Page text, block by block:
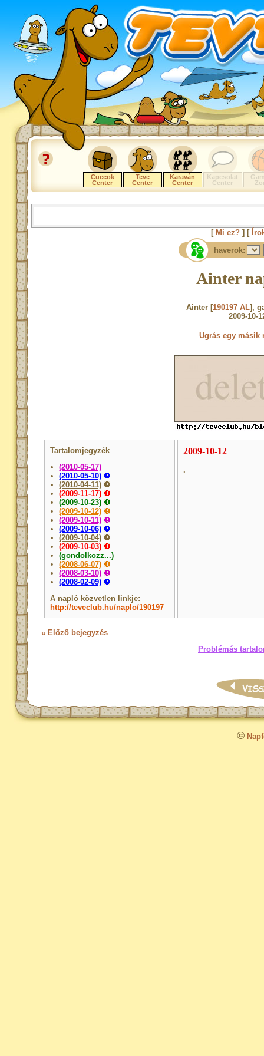
Cuccok
Center
Teve
Center
Karaván
Center
Kapcsolat
Center
[ Mi ez? ] [
haverok:
Ainter
Ainter [190197 AL],
2009-10-
Ugrás egy másik
Tartalomjegyzék
(2010-05-17)
(2010-05-10)
(2010-04-11)
(2009-11-17)
(2009-10-23)
(2009-10-12)
(2009-10-11)
(2009-10-06)
(2009-10-04)
(2009-10-03)
(gondolkozz...)
(2008-06-07)
(2008-03-10)
(2008-02-09)
A napló közvetlen linkje:
http://teveclub.hu/naplo/190197
2009-10-12
.
« Előző bejegyzés
Problémás
©